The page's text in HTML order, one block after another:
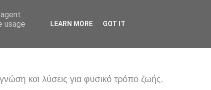
και λύσεις για φυσικό τρόπο ζωής.
usage
LEARN MORE GOT IT